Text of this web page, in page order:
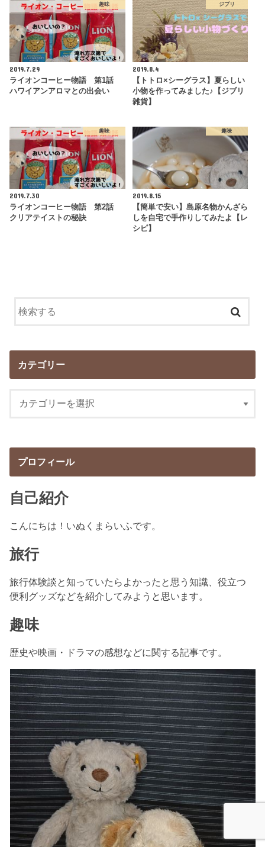
趣味
2019.7.29
ライオンコーヒー物語 第1話
ハワイアンアロマとの出会い
ジブリ
2019.8.4
【トトロ×シーグラス】夏らしい
小物を作ってみました♪【ジブリ
雑貨】
趣味
2019.7.30
ライオンコーヒー物語 第2話
クリアテイストの秘訣
趣味
2019.8.15
【簡単で安い】島原名物かんざら
しを自宅で手作りしてみたよ【レ
シピ】
カテゴリー
プロフィール
自己紹介
こんにちは！いぬくまらいふです。
旅行
旅行体験談と知っていたらよかったと思う知識、役立つ
便利グッズなどを紹介してみようと思います。
趣味
歴史や映画・ドラマの感想などに関する記事です。